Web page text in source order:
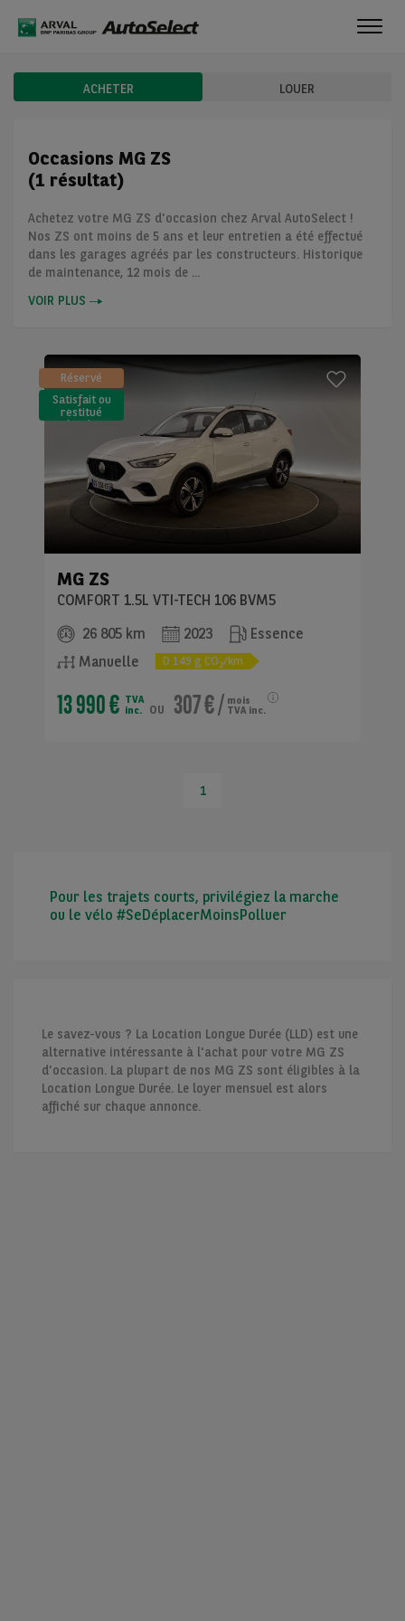
ACHETER LOUER
Occasions MG ZS
(1 résultat)
Achetez votre MG ZS d'occasion chez Arval AutoSelect !
Nos ZS ont moins de 5 ans et leur entretien a été effectué
dans les garages agréés par les constructeurs. Historique
de maintenance, 12 mois de ...
VOIR PLUS
Réservé
Satisfait ou
restitué
(LLD)*
MG ZS
COMFORT 1.5L VTI-TECH 106 BVM5
26 805 km
2023
Essence
Manuelle
D 149 g CO2/km
13 990 € TVA
inc.
ou 307 €/ mois
TVA inc.
1
Pour les trajets courts, privilégiez la marche
ou le vélo #SeDéplacerMoinsPolluer
Le savez-vous ? La Location Longue Durée (LLD) est une
alternative intéressante à l'achat pour votre MG ZS
d'occasion. La plupart de nos MG ZS sont éligibles à la
Location Longue Durée. Le loyer mensuel est alors
affiché sur chaque annonce.